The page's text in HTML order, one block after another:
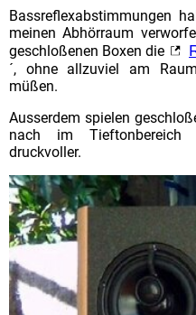
the 'real' WHy ?
Projekt Nautlantis
ähnliche Projekte
'Bananen'-Halter
LS-Abdeckrahmen
Sonstiges
Helferlein
der Holzadler
meine Stadt
und ihr 8-Tage Wetter
Bassreflexabstimmungen
meinen Abhörraum
geschloßenen Boxen die
´, ohne allzuviel am
müßen.
Ausserdem spielen
nach im Tieftonbereich
druckvoller.